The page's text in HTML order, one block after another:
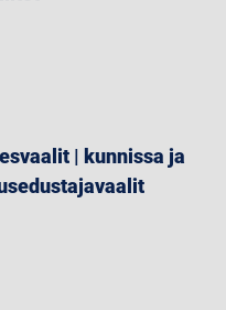
| kunnissa ja